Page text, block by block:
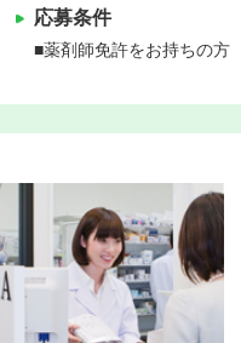
応募条件
■薬剤師免許をお持ちの方